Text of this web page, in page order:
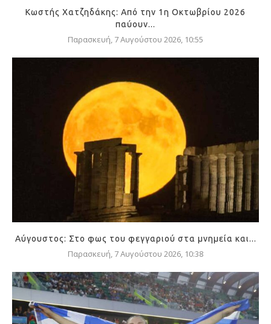
Κωστής Χατζηδάκης: Από την 1η Οκτωβρίου 2026
παύουν...
Παρασκευή, 7 Αυγούστου 2026, 10:55
Αύγουστος: Στο φως του φεγγαριού στα μνημεία και...
Παρασκευή, 7 Αυγούστου 2026, 10:38